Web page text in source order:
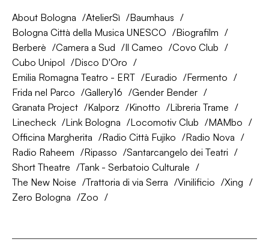
About Bologna AtelierSì
Baumhaus
Bologna Città della Musica UNESCO
Biografilm
Berberè
Camera a Sud Il Cameo
Covo Club
Cubo Unipol
Disco D'Oro
Emilia Romagna Teatro - ERT
Euradio
Fermento
Frida nel Parco
Gallery16
Gender Bender
Granata Project
Kalporz Kinotto
Libreria Trame
Linecheck
Link Bologna Locomotiv Club
MAMbo
Officina Margherita
Radio Città Fujiko
Radio Nova
Radio Raheem
Ripasso
Santarcangelo dei Teatri
Short Theatre
Tank - Serbatoio Culturale
The New Noise
Trattoria di via Serra Vinilificio
Xing
Zero Bologna
Zoo